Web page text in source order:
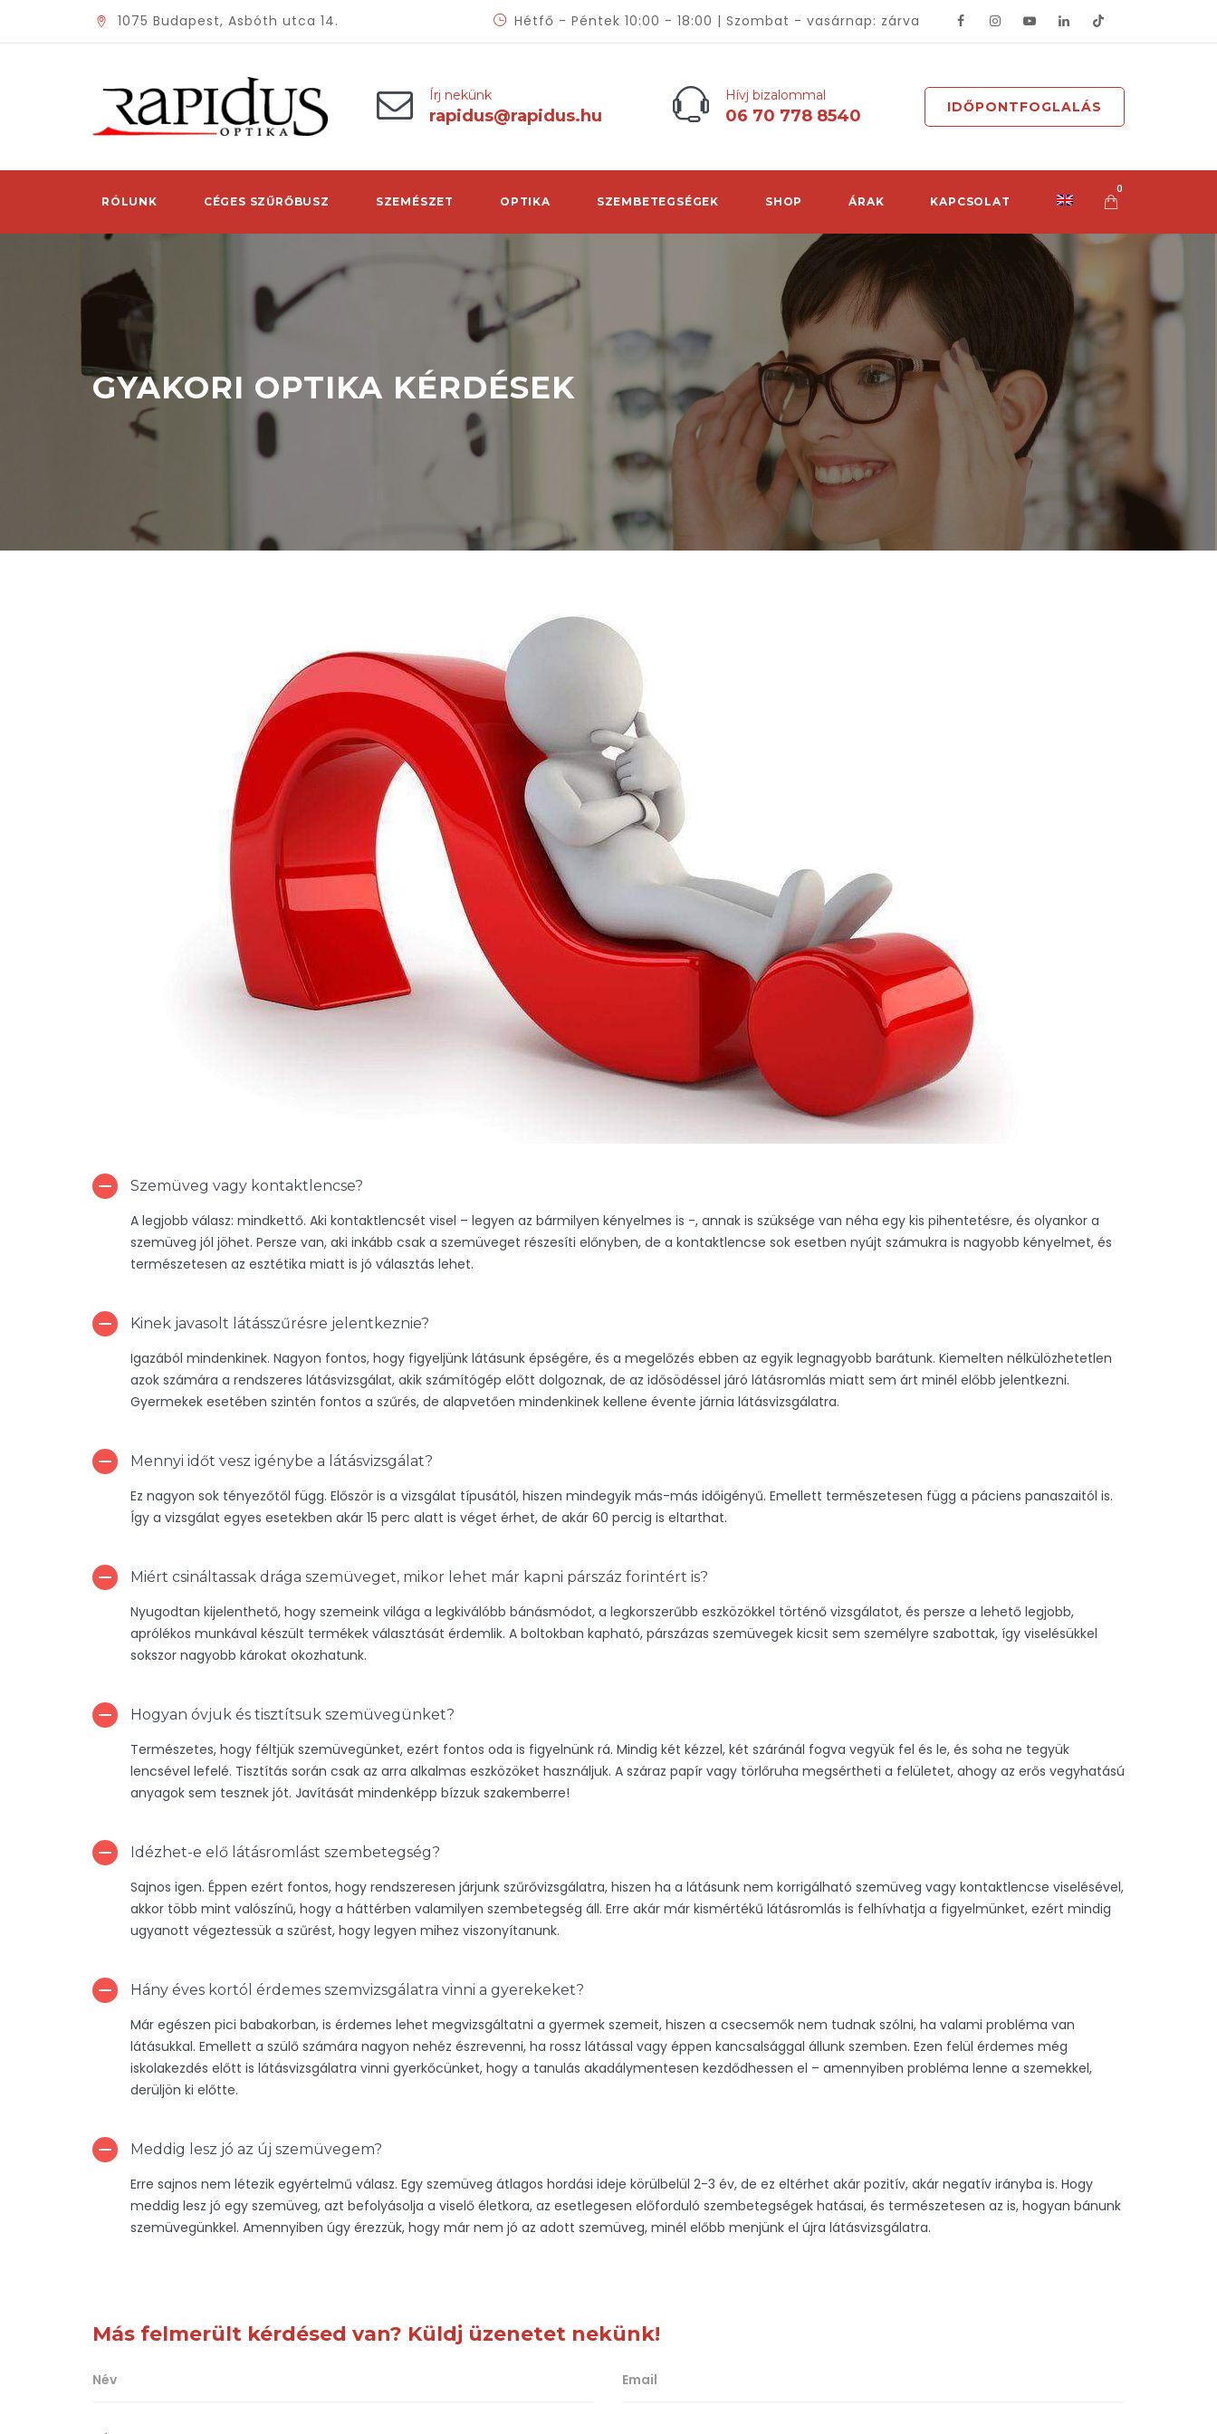
1075 Budapest, Asbóth utca 14. Hétfő - Péntek 10:00 - 18:00 | Szombat - vasárnap: zárva
Írj nekünk
rapidus@rapidus.hu
Hívj bizalommal
06 70 778 8540 IDŐPONTFOGLALÁS
RÓLUNK CÉGES SZŰRŐBUSZ SZEMÉSZET OPTIKA SZEMBETEGSÉGEK SHOP ÁRAK KAPCSOLAT
0
GYAKORI OPTIKA KÉRDÉSEK
Szemüveg vagy kontaktlencse?
A legjobb válasz: mindkettő. Aki kontaktlencsét visel – legyen az bármilyen kényelmes is -, annak is szüksége van néha egy kis pihentetésre, és olyankor a
szemüveg jól jöhet. Persze van, aki inkább csak a szemüveget részesíti előnyben, de a kontaktlencse sok esetben nyújt számukra is nagyobb kényelmet, és
természetesen az esztétika miatt is jó választás lehet.
Kinek javasolt látásszűrésre jelentkeznie?
Igazából mindenkinek. Nagyon fontos, hogy figyeljünk látásunk épségére, és a megelőzés ebben az egyik legnagyobb barátunk. Kiemelten nélkülözhetetlen
azok számára a rendszeres látásvizsgálat, akik számítógép előtt dolgoznak, de az idősödéssel járó látásromlás miatt sem árt minél előbb jelentkezni.
Gyermekek esetében szintén fontos a szűrés, de alapvetően mindenkinek kellene évente járnia látásvizsgálatra.
Mennyi időt vesz igénybe a látásvizsgálat?
Ez nagyon sok tényezőtől függ. Először is a vizsgálat típusától, hiszen mindegyik más-más időigényű. Emellett természetesen függ a páciens panaszaitól is.
Így a vizsgálat egyes esetekben akár 15 perc alatt is véget érhet, de akár 60 percig is eltarthat.
Miért csináltassak drága szemüveget, mikor lehet már kapni párszáz forintért is?
Nyugodtan kijelenthető, hogy szemeink világa a legkiválóbb bánásmódot, a legkorszerűbb eszközökkel történő vizsgálatot, és persze a lehető legjobb,
aprólékos munkával készült termékek választását érdemlik. A boltokban kapható, párszázas szemüvegek kicsit sem személyre szabottak, így viselésükkel
sokszor nagyobb károkat okozhatunk.
Hogyan óvjuk és tisztítsuk szemüvegünket?
Természetes, hogy féltjük szemüvegünket, ezért fontos oda is figyelnünk rá. Mindig két kézzel, két száránál fogva vegyük fel és le, és soha ne tegyük
lencsével lefelé. Tisztítás során csak az arra alkalmas eszközöket használjuk. A száraz papír vagy törlőruha megsértheti a felületet, ahogy az erős vegyhatású
anyagok sem tesznek jót. Javítását mindenképp bízzuk szakemberre!
Idézhet-e elő látásromlást szembetegség?
Sajnos igen. Éppen ezért fontos, hogy rendszeresen járjunk szűrővizsgálatra, hiszen ha a látásunk nem korrigálható szemüveg vagy kontaktlencse viselésével,
akkor több mint valószínű, hogy a háttérben valamilyen szembetegség áll. Erre akár már kismértékű látásromlás is felhívhatja a figyelmünket, ezért mindig
ugyanott végeztessük a szűrést, hogy legyen mihez viszonyítanunk.
Hány éves kortól érdemes szemvizsgálatra vinni a gyerekeket?
Már egészen pici babakorban, is érdemes lehet megvizsgáltatni a gyermek szemeit, hiszen a csecsemők nem tudnak szólni, ha valami probléma van
látásukkal. Emellett a szülő számára nagyon nehéz észrevenni, ha rossz látással vagy éppen kancsalsággal állunk szemben. Ezen felül érdemes még
iskolakezdés előtt is látásvizsgálatra vinni gyerkőcünket, hogy a tanulás akadálymentesen kezdődhessen el – amennyiben probléma lenne a szemekkel,
derüljön ki előtte.
Meddig lesz jó az új szemüvegem?
Erre sajnos nem létezik egyértelmű válasz. Egy szemüveg átlagos hordási ideje körülbelül 2-3 év, de ez eltérhet akár pozitív, akár negatív irányba is. Hogy
meddig lesz jó egy szemüveg, azt befolyásolja a viselő életkora, az esetlegesen előforduló szembetegségek hatásai, és természetesen az is, hogyan bánunk
szemüvegünkkel. Amennyiben úgy érezzük, hogy már nem jó az adott szemüveg, minél előbb menjünk el újra látásvizsgálatra.
Más felmerült kérdésed van? Küldj üzenetet nekünk!